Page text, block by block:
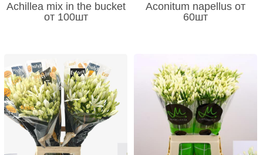
Achillea mix in the bucket
от 100шт
Aconitum napellus от
60шт